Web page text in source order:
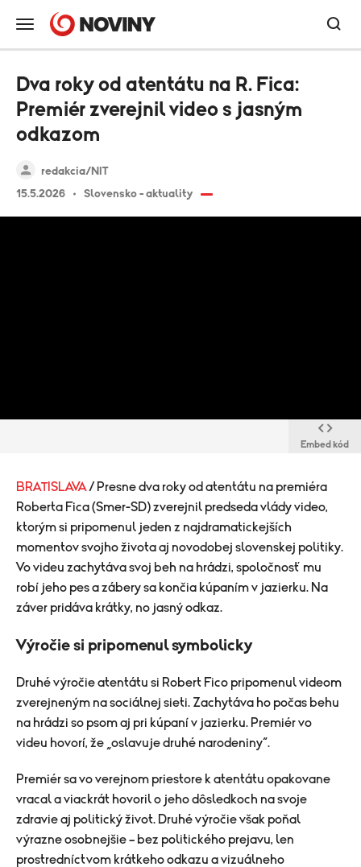
redakcia/NIT
15.5.2026
Slovensko - aktuality
Dva roky od atentátu na R. Fica:
Premiér zverejnil video s jasným
odkazom
Embed kód
BRATISLAVA / Presne dva roky od atentátu na premiéra
Roberta Fica (Smer-SD) zverejnil predseda vlády video,
ktorým si pripomenul jeden z najdramatickejších
momentov svojho života aj novodobej slovenskej politiky.
Vo videu zachytáva svoj beh na hrádzi, spoločnosť mu
robí jeho pes a zábery sa končia kúpaním v jazierku. Na
záver pridáva krátky, no jasný odkaz.
Výročie si pripomenul symbolicky
Druhé výročie atentátu si Robert Fico pripomenul videom
zverejneným na sociálnej sieti. Zachytáva ho počas behu
na hrádzi so psom aj pri kúpaní v jazierku. Premiér vo
videu hovorí, že „oslavuje druhé narodeniny“.
Premiér sa vo verejnom priestore k atentátu opakovane
vracal a viackrát hovoril o jeho dôsledkoch na svoje
zdravie aj politický život. Druhé výročie však poňal
výrazne osobnejšie – bez politického prejavu, len
prostredníctvom krátkeho odkazu a vizuálneho